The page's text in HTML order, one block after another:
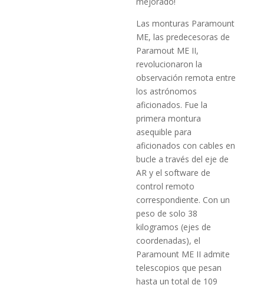
Las monturas Paramount
ME, las predecesoras de
Paramout ME II,
revolucionaron la
observación remota entre
los astrónomos
aficionados. Fue la
primera montura
asequible para
aficionados con cables en
bucle a través del eje de
AR y el software de
control remoto
correspondiente. Con un
peso de solo 38
kilogramos (ejes de
coordenadas), el
Paramount ME II admite
telescopios que pesan
hasta un total de 109